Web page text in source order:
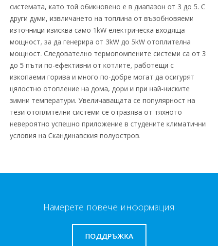
системата, като той обикновено е в диапазон от 3 до 5. С
други думи, извличането на топлина от възобновяеми
източници изисква само 1kW електрическа входяща
мощност, за да генерира от 3kW до 5kW отоплителна
мощност. Следователно термопомпените системи са от 3
до 5 пъти по-ефективни от котлите, работещи с
изкопаеми горива и много по-добре могат да осигурят
цялостно отопление на дома, дори и при най-ниските
зимни температури. Увеличаващата се популярност на
тези отоплителни системи се отразява от тяхното
невероятно успешно приложение в студените климатични
условия на Скандинавския полуостров.
Намерете повече информация
ПОДДРЪЖКА